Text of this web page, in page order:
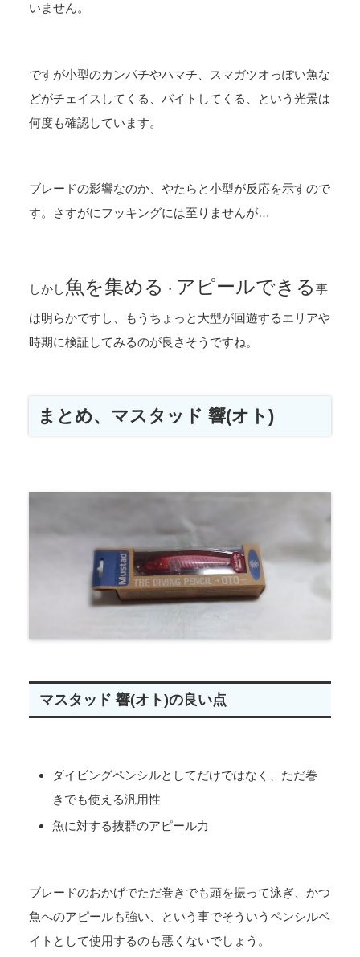
いません。
ですが小型のカンパチやハマチ、スマガツオっぽい魚な
どがチェイスしてくる、バイトしてくる、という光景は
何度も確認しています。
ブレードの影響なのか、やたらと小型が反応を示すので
す。さすがにフッキングには至りませんが…
しかし魚を集める ・ アピールできる 事
は明らかですし、もうちょっと大型が回遊するエリアや
時期に検証してみるのが良さそうですね。
まとめ、マスタッド 響(オト)
マスタッド 響(オト)の良い点
ダイビングペンシルとしてだけではなく、ただ巻
きでも使える汎用性
魚に対する抜群のアピール力
ブレードのおかげでただ巻きでも頭を振って泳ぎ、かつ
魚へのアピールも強い、という事でそういうペンシルベ
イトとして使用するのも悪くないでしょう。